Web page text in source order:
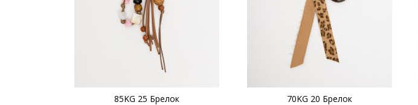
85KG 25 Брелок 70KG 20 Брелок